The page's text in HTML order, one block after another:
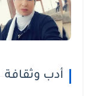
أدب وثقافة